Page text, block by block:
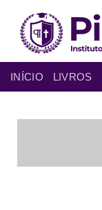
INÍCIO LIVROS